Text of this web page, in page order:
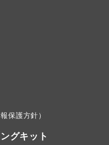
保護方針）
グキット